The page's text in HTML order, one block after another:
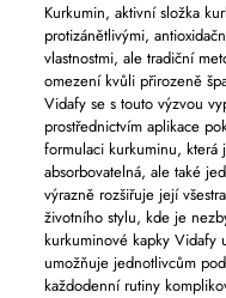
Kurkumin, aktivní složka
protizánětlivými,
vlastnostmi, ale tradiční
omezení kvůli přirozeně
Vidafy se s touto výzvou
prostřednictvím aplikace
formulaci kurkuminu,
absorbovatelná, ale také
výrazně rozšiřuje její
životního stylu, kde je
kurkuminové kapky Vidafy
umožňuje jednotlivcům
každodenní rutiny